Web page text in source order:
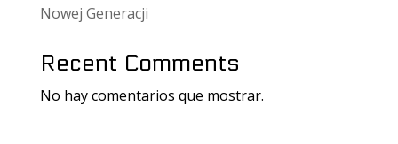
Nowej Generacji
Recent Comments
No hay comentarios que mostrar.